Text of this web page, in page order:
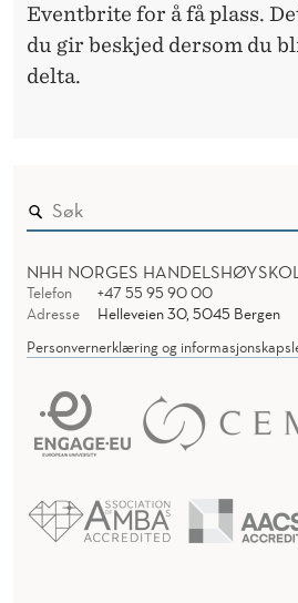
Eventbrite for å få plass.
du gir beskjed dersom du
delta.
NHH NORGES
Telefon
+47 55 95 90 00
Adresse
Helleveien 30, 5045 Bergen
Personvernerklæring og